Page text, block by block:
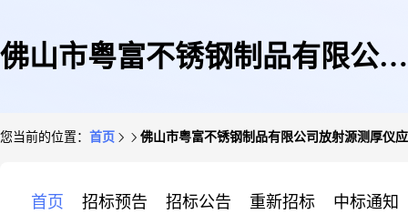
佛山市粤富不锈钢制品有限公司
您当前的位置： 首页 佛山市粤富不锈钢制品有限公司放射源测厚仪
首页 招标预告 招标公告 重新招标 中标通知